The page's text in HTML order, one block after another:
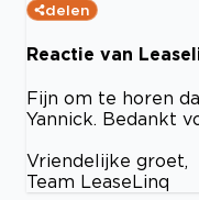
delen
Reactie van
Fijn om te horen
Yannick. Bedankt
Vriendelijke groet,
Team LeaseLinq